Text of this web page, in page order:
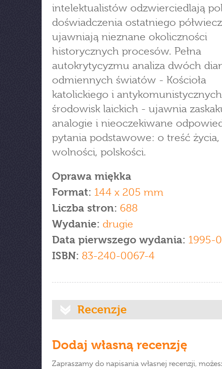
intelektualistów odzwierciedlają
doświadczenia ostatniego
ujawniają nieznane okoliczności
historycznych procesów. Pełna
autokrytycyzmu analiza dwóch
odmiennych światów - Kościoła
katolickiego i antykomunistycznych
środowisk laickich - ujawnia
analogie i nieoczekiwane
pytania podstawowe: o treść
wolności, polskości.
Oprawa miękka
Format: 144 x 205 mm
Liczba stron: 688
Wydanie: drugie
Data pierwszego wydania: 1995-
ISBN: 83-240-0067-4
Recenzje
Dodaj własną recenzję
Zapraszamy do napisania własnej recenzji,